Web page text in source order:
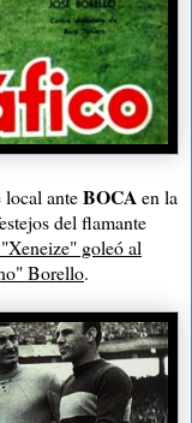
anteBOCAen la
del flamante
goleó al
Borello.